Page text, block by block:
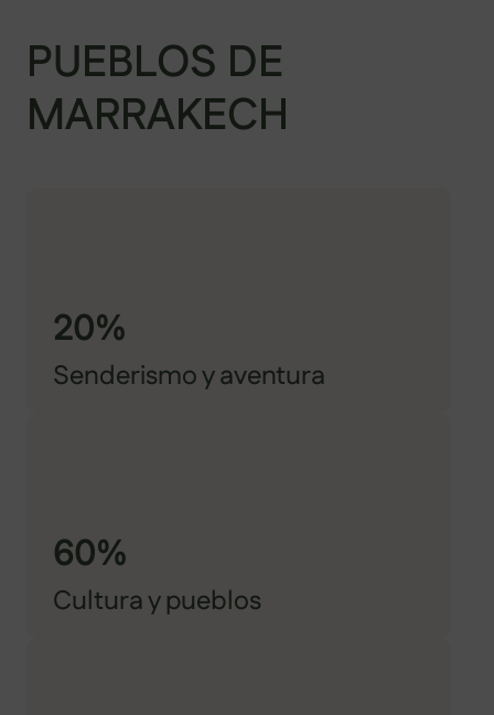
PUEBLOS DE
MARRAKECH
20%
Senderismo y aventura
60%
Cultura y pueblos